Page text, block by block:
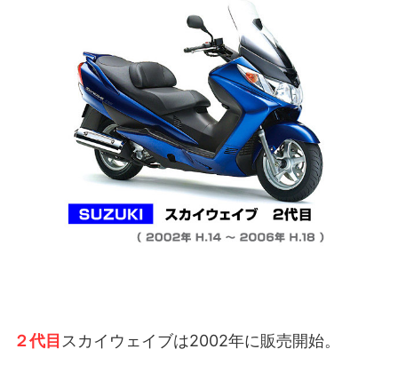
２代目 スカイウェイブは2002年に販売開始。